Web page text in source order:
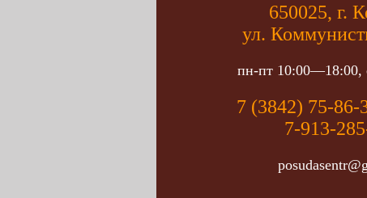
650025, г.
ул.
пн-пт 10:00—18:00,
7 (3842) 75-86-
7-913-